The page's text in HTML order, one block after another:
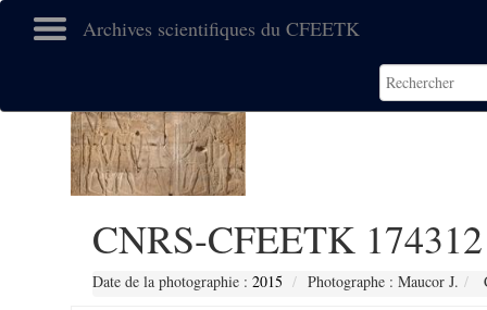
Archives scientifiques du CFEETK
CNRS-CFEETK 174312
Date de la photographie : 2015 Photographe : Maucor J.